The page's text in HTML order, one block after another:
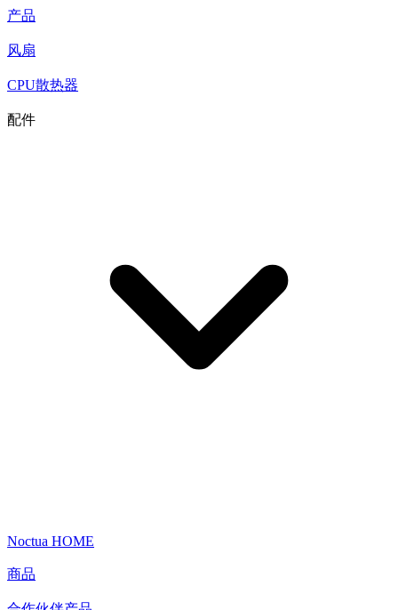
产品
风扇
CPU散热器
配件
Noctua HOME
商品